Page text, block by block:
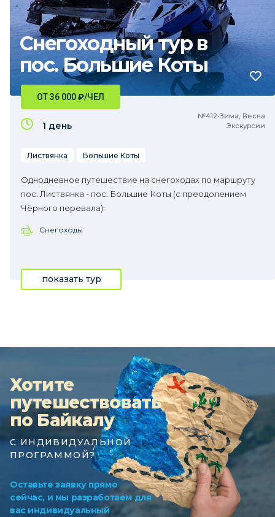
Снегоходный тур в
пос. Большие Коты
№412•Зима, Весна
Экскурсии
ОТ 36 000₽/ЧЕЛ
1 день
Листвянка Большие Коты
Однодневное путешествие на снегоходах по маршруту
пос. Листвянка - пос. Большие Коты (с преодолением
Чёрного перевала).
Снегоходы
показать тур
Хотите
путешествовать
по Байкалу
С ИНДИВИДУАЛЬНОЙ
ПРОГРАММОЙ?
Оставьте заявку прямо
сейчас, и мы разработаем для
вас индивидуальный